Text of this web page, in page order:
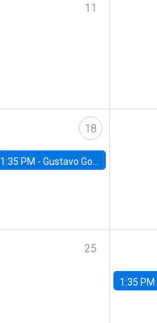
11
18
1:35 PM - Gustavo González, Banco Central de Chile
25
1:35 PM